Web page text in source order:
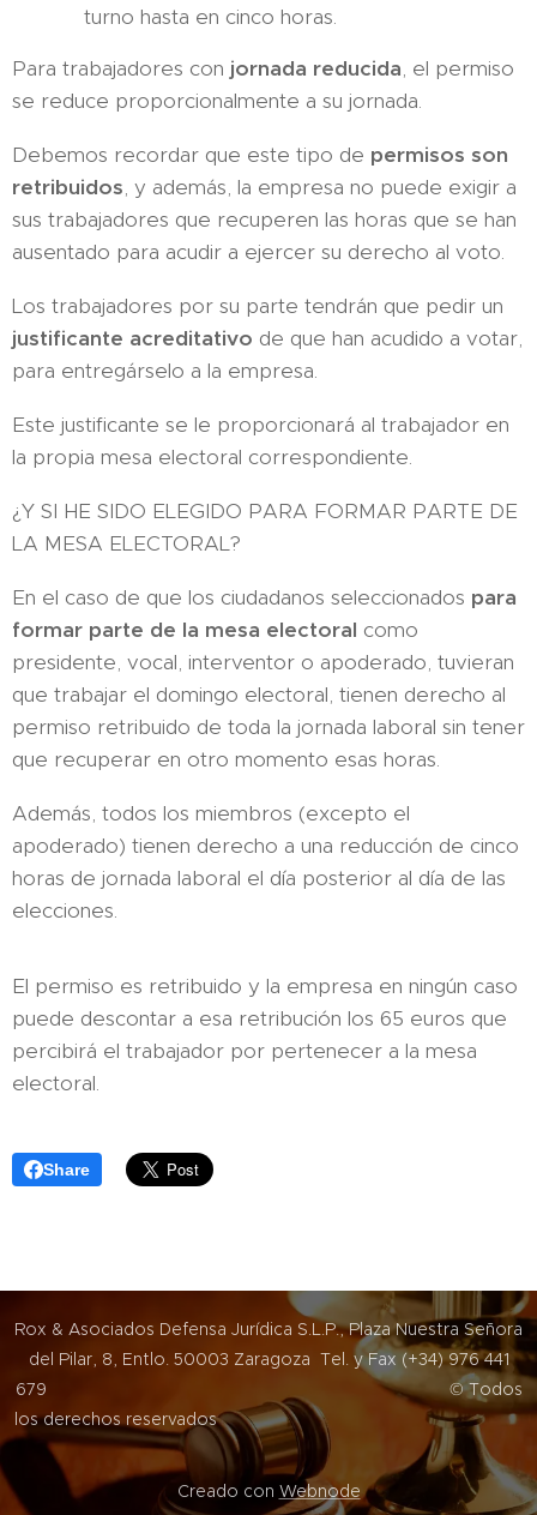
turno hasta en cinco horas.
Para trabajadores con jornada reducida, el permiso
se reduce proporcionalmente a su jornada.
Debemos recordar que este tipo de permisos son
retribuidos, y además, la empresa no puede exigir a
sus trabajadores que recuperen las horas que se han
ausentado para acudir a ejercer su derecho al voto.
Los trabajadores por su parte tendrán que pedir un
justificante acreditativo de que han acudido a votar,
para entregárselo a la empresa.
Este justificante se le proporcionará al trabajador en
la propia mesa electoral correspondiente.
¿Y SI HE SIDO ELEGIDO PARA FORMAR PARTE DE
LA MESA ELECTORAL?
En el caso de que los ciudadanos seleccionados para
formar parte de la mesa electoral como
presidente, vocal, interventor o apoderado, tuvieran
que trabajar el domingo electoral, tienen derecho al
permiso retribuido de toda la jornada laboral sin tener
que recuperar en otro momento esas horas.
Además, todos los miembros (excepto el
apoderado) tienen derecho a una reducción de cinco
horas de jornada laboral el día posterior al día de las
elecciones.
El permiso es retribuido y la empresa en ningún caso
puede descontar a esa retribución los 65 euros que
percibirá el trabajador por pertenecer a la mesa
electoral.
Share
Rox & Asociados Defensa Jurídica S.L.P., Plaza Nuestra Señora
del Pilar, 8, Entlo. 50003 Zaragoza Tel. y Fax (+34) 976 441
679 © Todos
los derechos reservados
Creado con Webnode